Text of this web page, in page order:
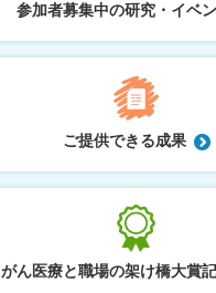
参加者募集中の研究・イベ
ご提供できる成果
がん医療と職場の架け橋大賞